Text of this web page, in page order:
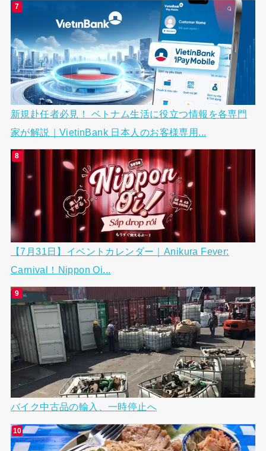
新規赴任者必見！ ベトナム生活に役立つ情報を各専門
家が解説｜VietinBank 日本人のお客様専用...
【7月31日】イベントカレンダー｜Anikura Fever:
Carnival！Nippon Oi...
バイク中古品の輸入、一時停止へ